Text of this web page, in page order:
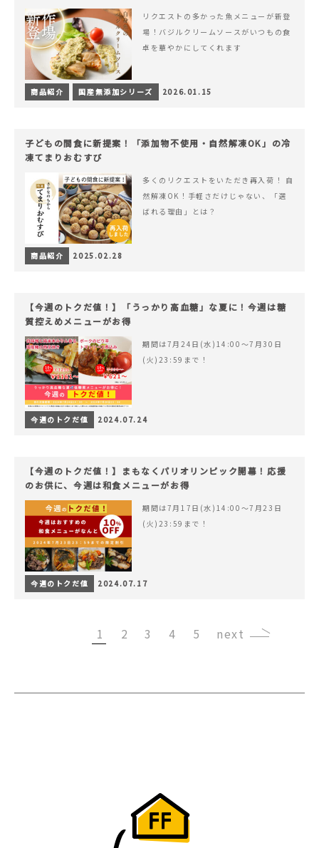
リクエストの多かった魚メニューが新登
場！バジルクリームソースがいつもの食
卓を華やかにしてくれます
商品紹介 国産無添加シリーズ 2026.01.15
子どもの間食に新提案！「添加物不使用・自然解凍OK」の冷
凍てまりおむすび
多くのリクエストをいただき再入荷！ 自
然解凍OK！手軽さだけじゃない、「選
ばれる理由」とは？
商品紹介 2025.02.28
【今週のトクだ値！】「うっかり高血糖」な夏に！今週は糖
質控えめメニューがお得
期間は7月24日(水)14:00〜7月30日
(火)23:59まで！
今週のトクだ値 2024.07.24
【今週のトクだ値！】まもなくパリオリンピック開幕！応援
のお供に、今週は和食メニューがお得
期間は7月17日(水)14:00〜7月23日
(火)23:59まで！
今週のトクだ値 2024.07.17
1 2 3 4 5 ›